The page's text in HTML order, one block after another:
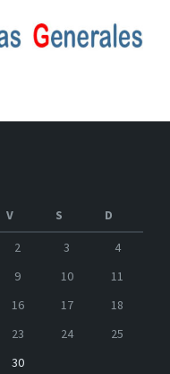
V S
D
2 3
4
9 10
11
16 17
18
23 24
25
30